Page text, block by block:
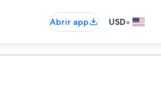
Abrir app USD•